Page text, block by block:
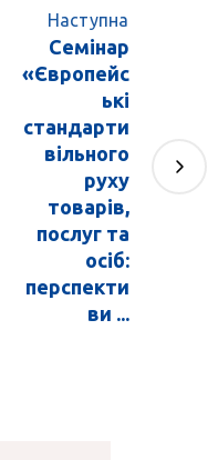
Наступна
Семінар
«Європейс
ькі
стандарти
вільного
руху
товарів,
послуг та
осіб:
перспекти
ви ...